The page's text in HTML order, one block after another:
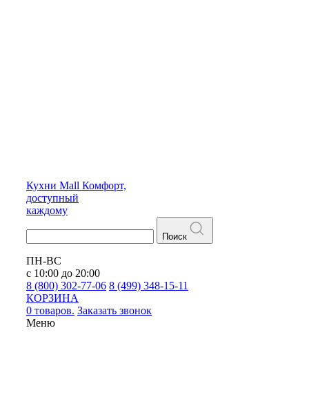
Кухни Mall Комфорт,
доступный
каждому
Поиск
ПН-ВС
с 10:00 до 20:00
8 (800) 302-77-06 8 (499) 348-15-11
КОРЗИНА
0 товаров. Заказать звонок
Меню